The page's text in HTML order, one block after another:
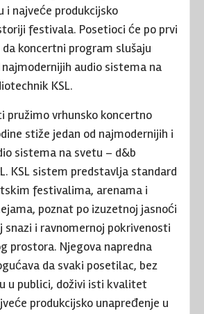
i najveće produkcijsko
festivala. Posetioci će po prvi
koncertni program slušaju
audio sistema na
KSL.
pružimo vrhunsko koncertno
stiže jedan od najmodernijih i
sistema na svetu – d&b
KSL sistem predstavlja standard
festivalima, arenama i
poznat po izuzetnoj jasnoći
snazi i ravnomernoj pokrivenosti
prostora. Njegova napredna
da svaki posetilac, bez
u publici, doživi isti kvalitet
produkcijsko unapređenje u